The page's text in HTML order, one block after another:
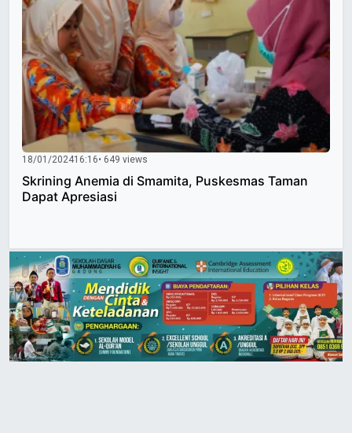
18/01/202416:16• 649 views
Skrining Anemia di Smamita, Puskesmas Taman
Dapat Apresiasi